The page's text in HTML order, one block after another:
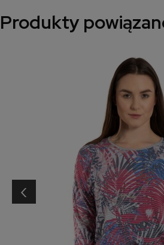
Produkty
‹